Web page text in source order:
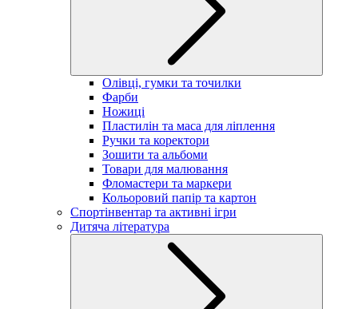
Олівці, гумки та точилки
Фарби
Ножиці
Пластилін та маса для ліплення
Ручки та коректори
Зошити та альбоми
Товари для малювання
Фломастери та маркери
Кольоровий папір та картон
Спортінвентар та активні ігри
Дитяча література